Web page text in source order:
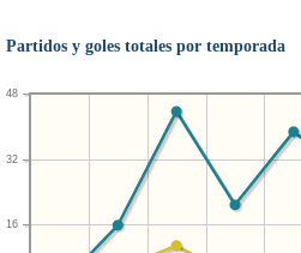
Partidos y goles totales por temporada
16
32
48